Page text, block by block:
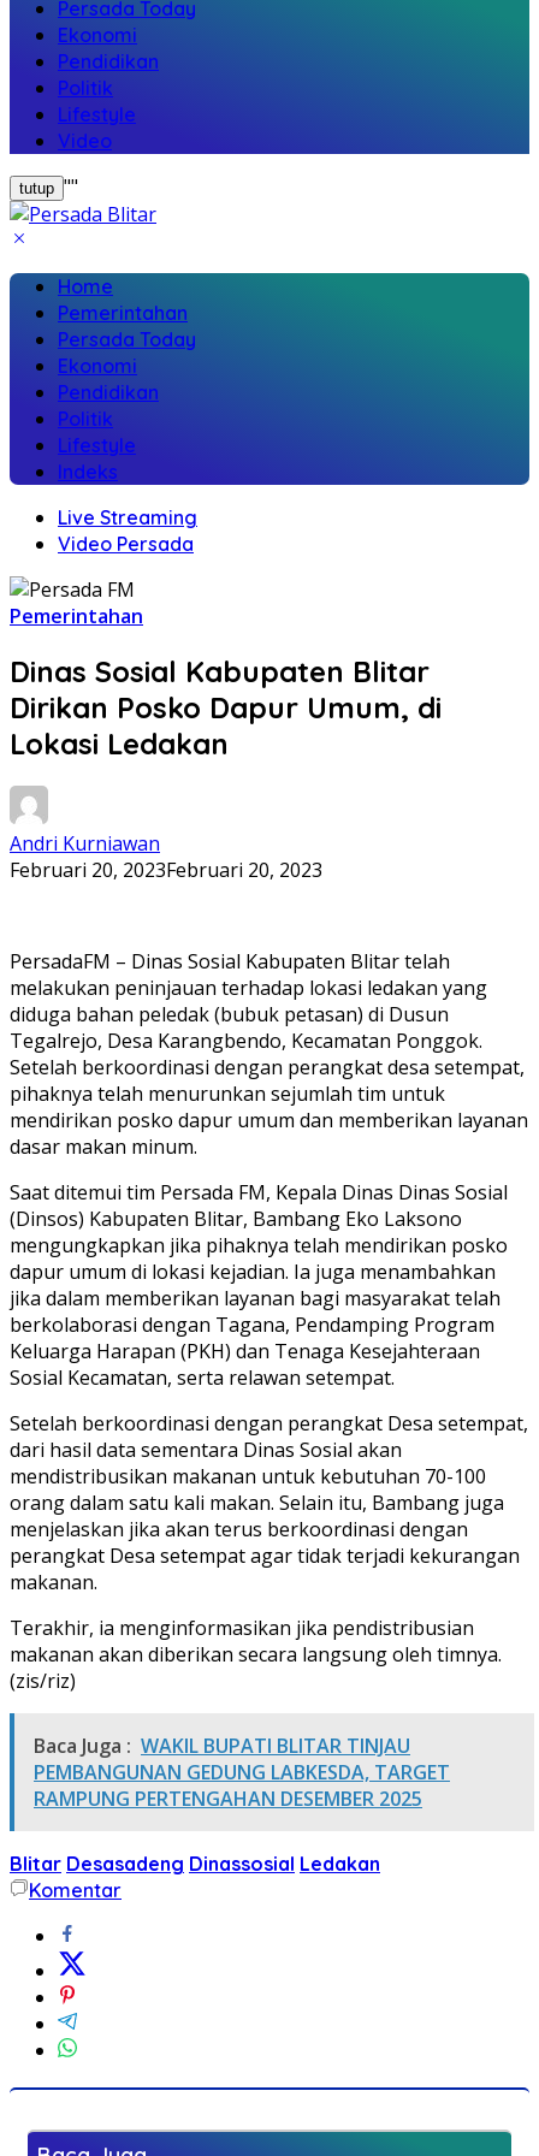
Persada Today
Ekonomi
Pendidikan
Politik
Lifestyle
Video
tutup ""
Home
Pemerintahan
Persada Today
Ekonomi
Pendidikan
Politik
Lifestyle
Indeks
Live Streaming
Video Persada
Pemerintahan
Dinas Sosial Kabupaten Blitar
Dirikan Posko Dapur Umum, di
Lokasi Ledakan
Andri Kurniawan
Februari 20, 2023Februari 20, 2023
PersadaFM – Dinas Sosial Kabupaten Blitar telah
melakukan peninjauan terhadap lokasi ledakan yang
diduga bahan peledak (bubuk petasan) di Dusun
Tegalrejo, Desa Karangbendo, Kecamatan Ponggok.
Setelah berkoordinasi dengan perangkat desa setempat,
pihaknya telah menurunkan sejumlah tim untuk
mendirikan posko dapur umum dan memberikan layanan
dasar makan minum.
Saat ditemui tim Persada FM, Kepala Dinas Dinas Sosial
(Dinsos) Kabupaten Blitar, Bambang Eko Laksono
mengungkapkan jika pihaknya telah mendirikan posko
dapur umum di lokasi kejadian. Ia juga menambahkan
jika dalam memberikan layanan bagi masyarakat telah
berkolaborasi dengan Tagana, Pendamping Program
Keluarga Harapan (PKH) dan Tenaga Kesejahteraan
Sosial Kecamatan, serta relawan setempat.
Setelah berkoordinasi dengan perangkat Desa setempat,
dari hasil data sementara Dinas Sosial akan
mendistribusikan makanan untuk kebutuhan 70-100
orang dalam satu kali makan. Selain itu, Bambang juga
menjelaskan jika akan terus berkoordinasi dengan
perangkat Desa setempat agar tidak terjadi kekurangan
makanan.
Terakhir, ia menginformasikan jika pendistribusian
makanan akan diberikan secara langsung oleh timnya.
(zis/riz)
Baca Juga : WAKIL BUPATI BLITAR TINJAU
PEMBANGUNAN GEDUNG LABKESDA, TARGET
RAMPUNG PERTENGAHAN DESEMBER 2025
Blitar Desasadeng Dinassosial Ledakan
Komentar